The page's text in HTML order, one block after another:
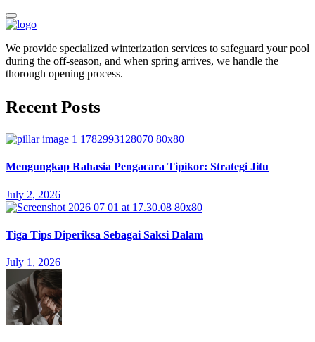
We provide specialized winterization services to safeguard your pool
during the off-season, and when spring arrives, we handle the
thorough opening process.
Recent Posts
Mengungkap Rahasia Pengacara Tipikor: Strategi Jitu
July 2, 2026
Tiga Tips Diperiksa Sebagai Saksi Dalam
July 1, 2026